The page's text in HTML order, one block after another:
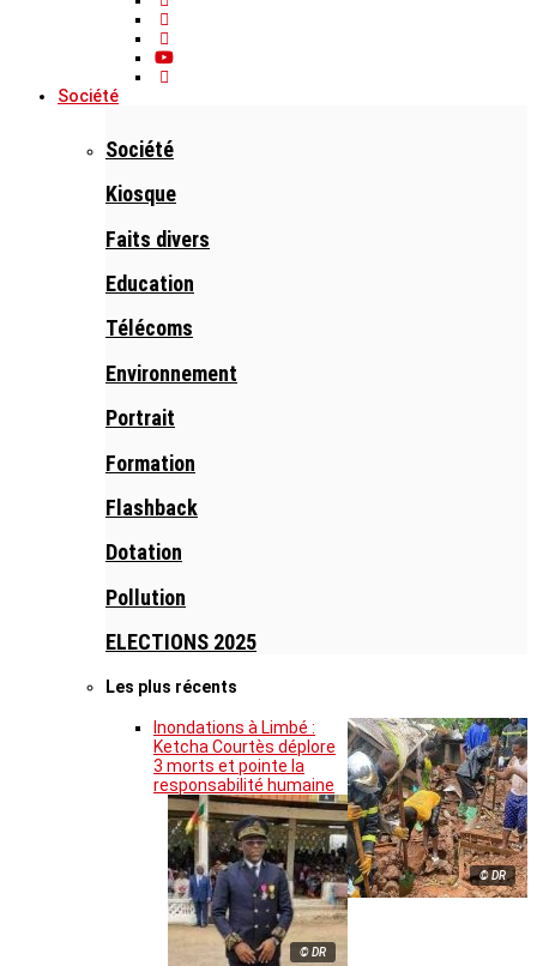
Société
Société
Kiosque
Faits divers
Education
Télécoms
Environnement
Portrait
Formation
Flashback
Dotation
Pollution
ELECTIONS 2025
Les plus récents
© DR
Inondations à Limbé :
Ketcha Courtès déplore
3 morts et pointe la
responsabilité humaine
© DR